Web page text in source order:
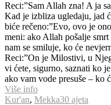
Reci:”Sam Allah zna! A ja
Kad je izbliza ugledaju, jad
biće rečeno:”Evo, ovo je
meni: ako Allah pošalje
nam se smiluje, ko će
Reci:”On je Milostivi, u
vi ćete, sigurno, saznati ko
ako vam vode presuše – ko
Više info
Kur'an, Mekka30 ajeta